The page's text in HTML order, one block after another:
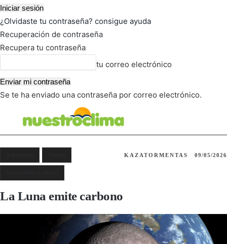
¿Olvidaste tu contraseña? consigue ayuda
Recuperación de contraseña
Recupera tu contraseña
tu correo electrónico
Se te ha enviado una contraseña por correo electrónico.
KAZATORMENTAS 09/05/2026
La Luna emite carbono